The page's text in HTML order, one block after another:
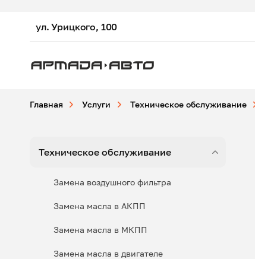
ул. Урицкого, 100
Главная Услуги Техническое обслуживание
Техническое обслуживание
Замена воздушного фильтра
Замена масла в АКПП
Замена масла в МКПП
Замена масла в двигателе